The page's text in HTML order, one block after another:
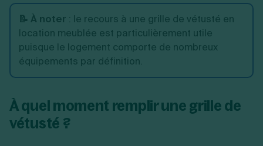
📝 À noter : le recours à une grille de vétusté en
location meublée est particulièrement utile
puisque le logement comporte de nombreux
équipements par définition.
À quel moment remplir une grille de
vétusté ?